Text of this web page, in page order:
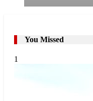
You Missed
1